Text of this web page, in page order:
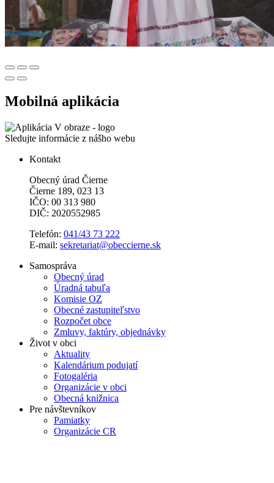
Mobilná aplikácia
Sledujte informácie z nášho webu
Kontakt
Obecný úrad Čierne
Čierne 189, 023 13
IČO: 00 313 980
DIČ: 2020552985
Telefón: 041/43 73 222
E-mail: sekretariat@obeccierne.sk
Samospráva
Obecný úrad
Úradná tabuľa
Komisie OZ
Obecné zastupiteľstvo
Rozpočet obce
Zmluvy, faktúry, objednávky
Život v obci
Aktuality
Kalendárium podujatí
Fotogaléria
Organizácie v obci
Obecná knižnica
Pre návštevníkov
Pamiatky
Organizácie CR